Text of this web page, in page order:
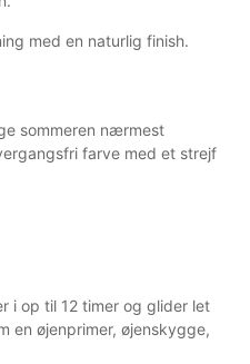
med en naturlig finish.
sommeren nærmest
farve med et strejf
i op til 12 timer og glider let
øjenprimer, øjenskygge,